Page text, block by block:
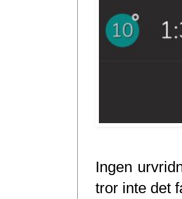
Ingen
tror inte det